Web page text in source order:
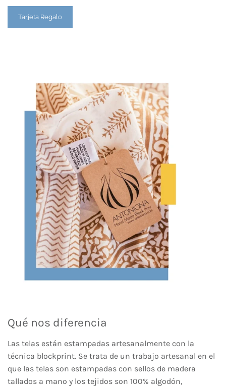
Tarjeta Regalo
Qué nos diferencia
Las telas están estampadas artesanalmente con la
técnica blockprint. Se trata de un trabajo artesanal en el
que las telas son estampadas con sellos de madera
tallados a mano y los tejidos son 100% algodón,